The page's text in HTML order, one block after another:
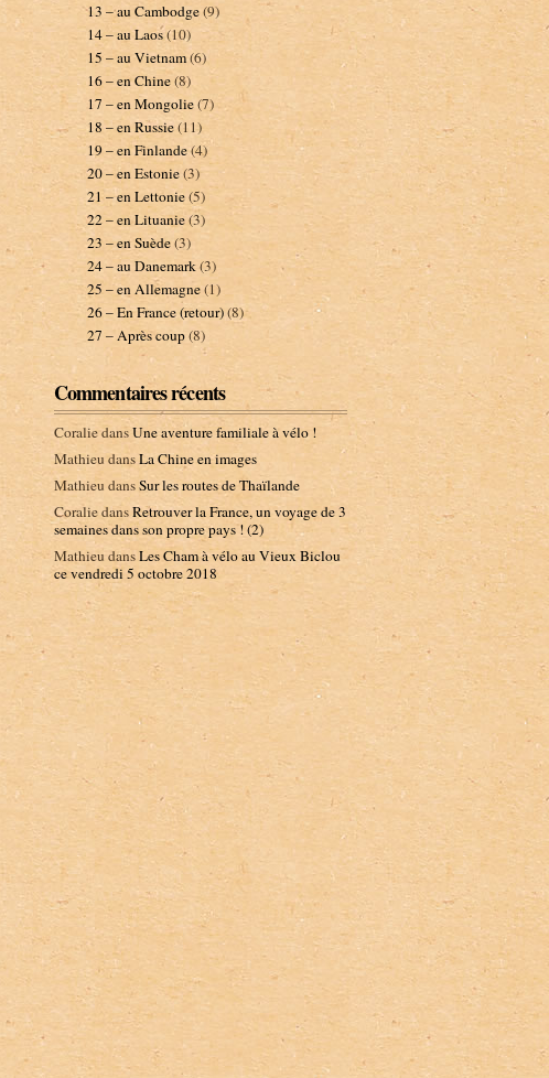
13 – au Cambodge(9)
14 – au Laos(10)
15 – au Vietnam(6)
16 – en Chine(8)
17 – en Mongolie(7)
18 – en Russie(11)
19 – en Finlande(4)
20 – en Estonie(3)
21 – en Lettonie(5)
22 – en Lituanie(3)
23 – en Suède(3)
24 – au Danemark(3)
25 – en Allemagne(1)
26 – En France (retour)(8)
27 – Après coup(8)
Commentaires récents
CoraliedansUne aventure familiale à vélo !
MathieudansLa Chine en images
Mathieu dansSur les routes de Thaïlande
CoraliedansRetrouver la France, un voyage de 3
semaines dans son propre pays ! (2)
MathieudansLes Cham à vélo au Vieux Biclou
ce vendredi 5 octobre 2018